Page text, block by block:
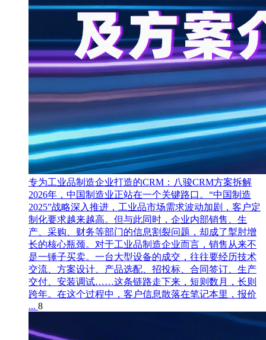
专为工业品制造企业打造的CRM：八骏CRM方案拆解
2026年，中国制造业正站在一个关键路口。“中国制造
2025”战略深入推进，工业品市场需求波动加剧，客户定
制化要求越来越高。但与此同时，企业内部销售、生
产、采购、财务等部门的信息割裂问题，却成了掣肘增
长的核心瓶颈。对于工业品制造企业而言，销售从来不
是一锤子买卖。一台大型设备的成交，往往要经历技术
交流、方案设计、产品选配、招投标、合同签订、生产
交付、安装调试……这条链路走下来，短则数月，长则
跨年。在这个过程中，客户信息散落在笔记本里，报价
... 8